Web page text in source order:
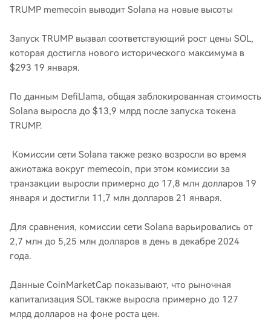
TRUMP memecoin выводит Solana на новые высоты
Запуск TRUMP вызвал соответствующий рост цены SOL,
которая достигла нового исторического максимума в
$293 19 января.
По данным DefiLlama, общая заблокированная стоимость
Solana выросла до $13,9 млрд после запуска токена
TRUMP.
Комиссии сети Solana также резко возросли во время
ажиотажа вокруг memecoin, при этом комиссии за
транзакции выросли примерно до 17,8 млн долларов 19
января и достигли 11,7 млн ​​долларов 21 января.
Для сравнения, комиссии сети Solana варьировались от
2,7 млн ​​до 5,25 млн долларов в день в декабре 2024
года.
Данные CoinMarketCap показывают, что рыночная
капитализация SOL также выросла примерно до 127
млрд долларов на фоне роста цен.